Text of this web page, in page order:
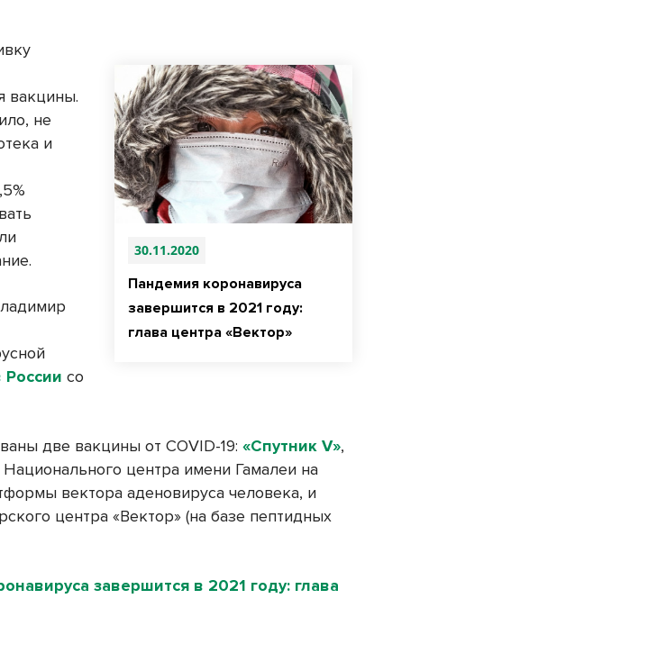
30.11.2020
Пандемия коронавируса
завершится в 2021 году:
глава центра «Вектор»
вакцины.
не
и
России со
две вакцины от COVID-19:«Спутник V»,
центра имени Гамалеи на
вектора аденовируса человека, и
центра «Вектор» (на базе пептидных
завершится в 2021 году: глава